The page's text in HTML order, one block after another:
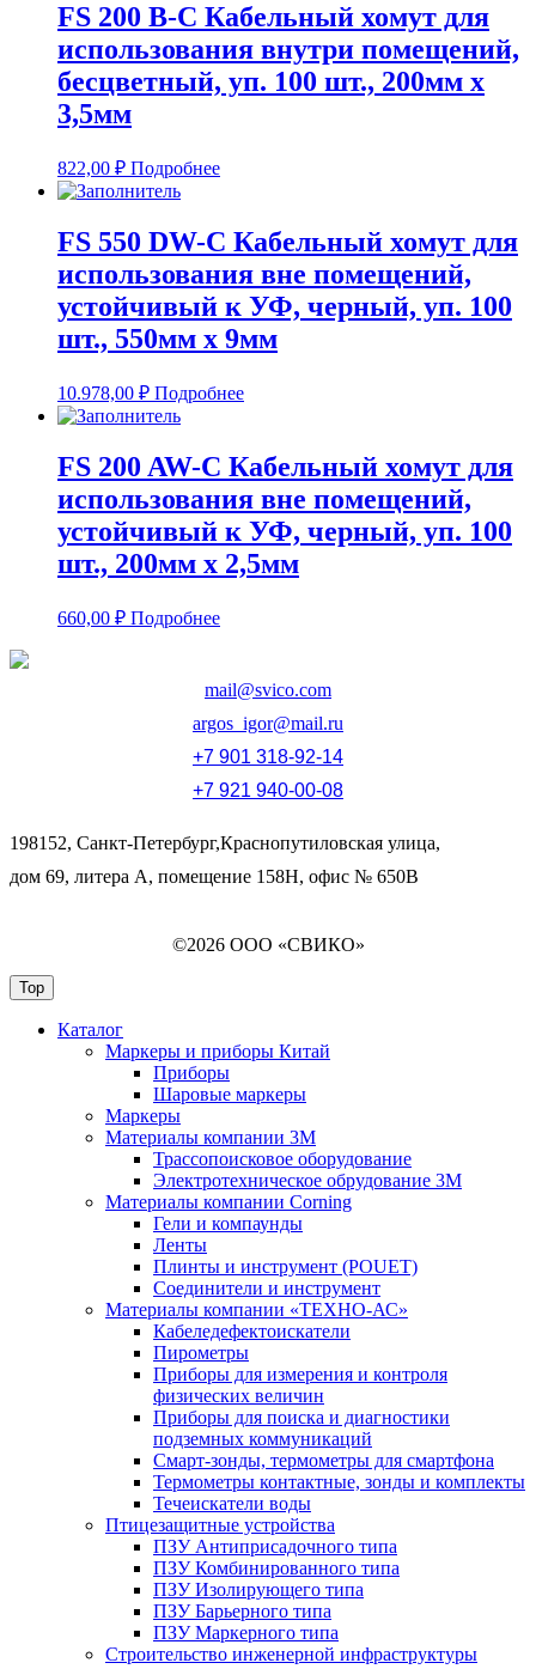
FS 200 B-C Кабельный хомут для
использования внутри помещений,
бесцветный, уп. 100 шт., 200мм х
3,5мм
822,00 ₽ Подробнее
FS 550 DW-C Кабельный хомут для
использования вне помещений,
устойчивый к УФ, черный, уп. 100
шт., 550мм х 9мм
10.978,00 ₽ Подробнее
FS 200 AW-C Кабельный хомут для
использования вне помещений,
устойчивый к УФ, черный, уп. 100
шт., 200мм х 2,5мм
660,00 ₽ Подробнее
mail@svico.com
argos_igor@mail.ru
+7 901 318-92-14
+7 921 940-00-08
198152, Санкт-Петербург,Краснопутиловская улица,
дом 69, литера А, помещение 158Н, офис № 650В
©2026 ООО «СВИКО»
Top
Каталог
Маркеры и приборы Китай
Приборы
Шаровые маркеры
Маркеры
Материалы компании 3М
Трассопоисковое оборудование
Электротехническое обрудование 3М
Материалы компании Corning
Гели и компаунды
Ленты
Плинты и инструмент (POUET)
Соединители и инструмент
Материалы компании «ТЕХНО-АС»
Кабеледефектоискатели
Пирометры
Приборы для измерения и контроля
физических величин
Приборы для поиска и диагностики
подземных коммуникаций
Смарт-зонды, термометры для смартфона
Термометры контактные, зонды и комплекты
Течеискатели воды
Птицезащитные устройства
ПЗУ Антиприсадочного типа
ПЗУ Комбинированного типа
ПЗУ Изолирующего типа
ПЗУ Барьерного типа
ПЗУ Маркерного типа
Строительство инженерной инфраструктуры